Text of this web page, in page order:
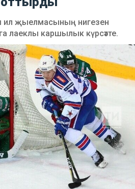
ил җыелмасының нигезен
лаеклы каршылык күрсәтте.